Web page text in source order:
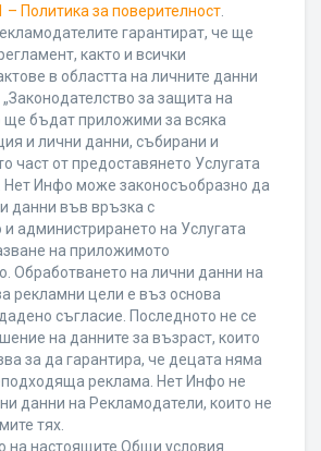
Политика за поверителност
гарантират, че ще
както и всички
в областта на личните данни
за защита на
ще бъдат приложими за всяка
и лични данни, събирани и
част от предоставянето Услугата
Нет Инфо може законосъобразно да
данни във връзка с
администрирането на Услугата
на приложимото
Обработването на лични данни на
рекламни цели е въз основа
съгласие. Последното не се
на данните за възраст, които
за да гарантира, че децата няма
реклама. Нет Инфо не
данни на Рекламодатели, които не
тях.
на настоящите Общи условия